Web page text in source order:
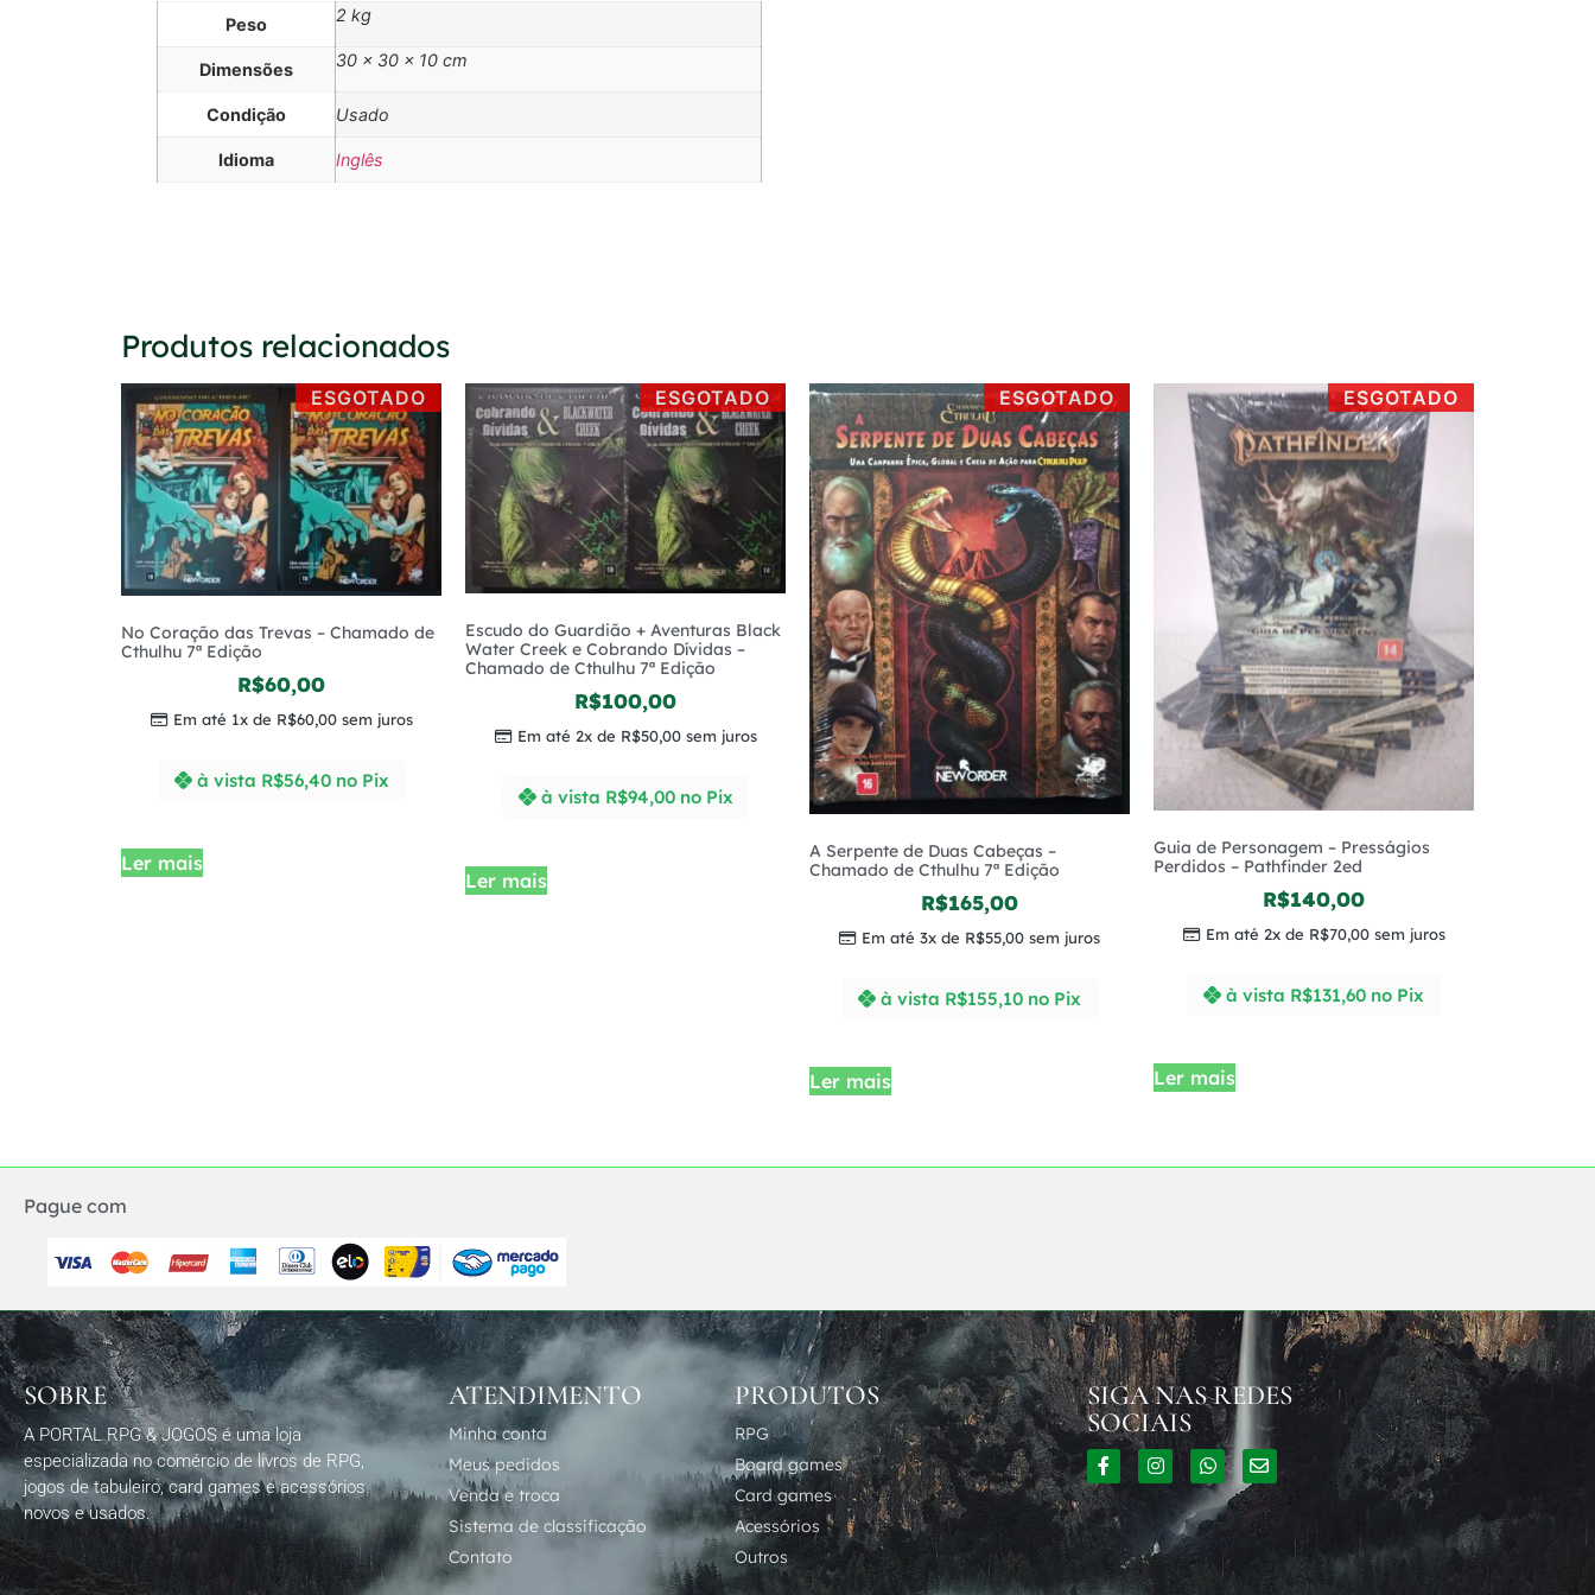
Peso 2 kg
Dimensões 30 × 30 × 10 cm
Condição Usado
Idioma Inglês
Produtos relacionados
ESGOTADO
No Coração das Trevas – Chamado de
Cthulhu 7ª Edição
R$60,00
Em até 1x de R$60,00sem juros
à vista R$56,40 no Pix
Ler mais
ESGOTADO
Escudo do Guardião + Aventuras Black
Water Creek e Cobrando Dívidas –
Chamado de Cthulhu 7ª Edição
R$100,00
Em até 2x de R$50,00sem juros
à vista R$94,00 no Pix
Ler mais
ESGOTADO
A Serpente de Duas Cabeças –
Chamado de Cthulhu 7ª Edição
R$165,00
Em até 3x de R$55,00 sem juros
à vista R$155,10 no Pix
Ler mais
ESGOTADO
Guia de Personagem – Presságios
Perdidos – Pathfinder 2ed
R$140,00
Em até 2x de R$70,00sem juros
à vista R$131,60 no Pix
Ler mais
Pague com
SOBRE
A PORTAL RPG & JOGOS é uma loja
especializada no comércio de livros de RPG,
jogos de tabuleiro, card games e acessórios
novos e usados.
ATENDIMENTO
Minha conta
Meus pedidos
Venda e troca
Sistema de classificação
Contato
PRODUTOS
RPG
Board games
Card games
Acessórios
Outros
SIGA NAS REDES
SOCIAIS